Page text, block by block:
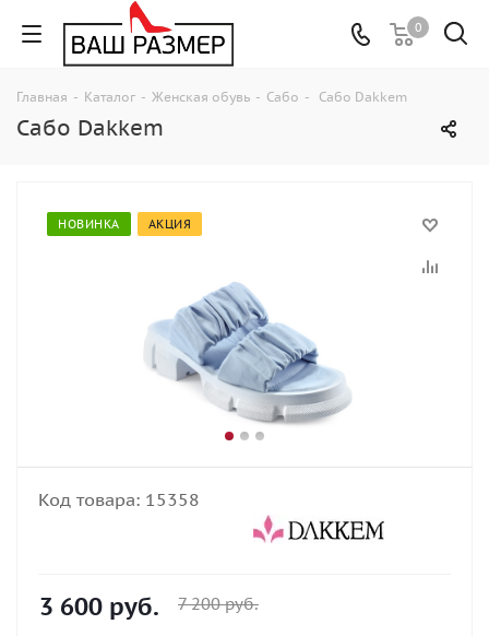
0
Главная - Каталог - Женская обувь - Сабо - Сабо Dakkem
Сабо Dakkem
НОВИНКА АКЦИЯ
Код товара: 15358
3 600 руб. 7 200руб.